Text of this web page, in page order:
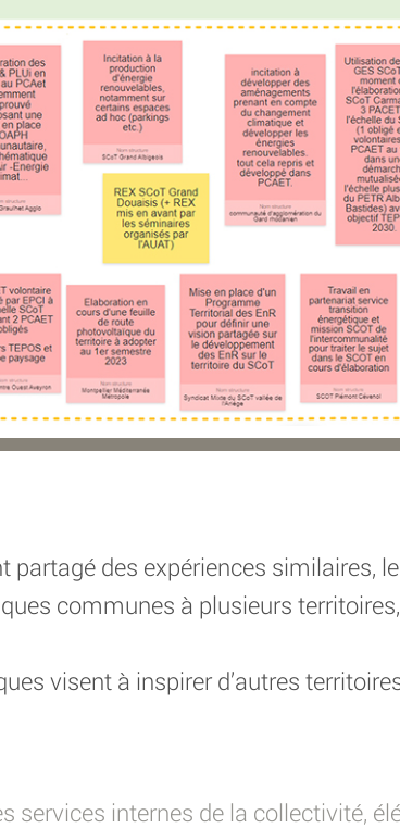
partagé des expériences similaires,
communes à plusieurs
visent à inspirer d’autres
services internes de la collectivité,